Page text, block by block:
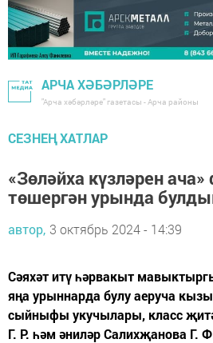
АРЧА ХӘБӘРЛӘРЕ
"Арча хәбәрләре" газетасы - Арча районы
СЕЗНЕҢ ХАТЛАР
«Зөләйха күзләрен
төшергән урында
автор, 3 октябрь 2024 - 14:39
Сәяхәт итү һәрвакыт
яңа урыннарда булу аеруча
сыйныфы укучылары, класс
Г. Р. һәм әниләр Салихҗанова Г.